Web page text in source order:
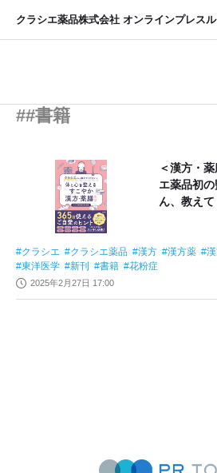
クラシエ薬品株式会社 オンラインプレス
##書籍
＜漢方・
エ薬品初
ん、教え
クラシエ クラシエ薬品 漢方 漢方薬
東洋医学
新刊 書籍 花粉症
2025年2月27日 17:00